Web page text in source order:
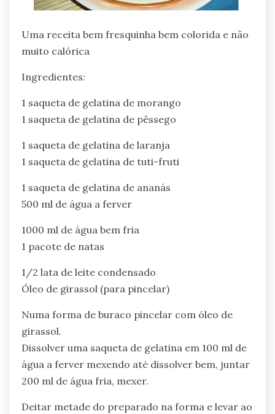
Uma receita bem fresquinha bem colorida e não
muito calórica
Ingredientes:
1 saqueta de gelatina de morango
1 saqueta de gelatina de pêssego
1 saqueta de gelatina de laranja
1 saqueta de gelatina de tuti-fruti
1 saqueta de gelatina de ananás
500 ml de água a ferver
1000 ml de água bem fria
1 pacote de natas
1/2 lata de leite condensado
Óleo de girassol (para pincelar)
Numa forma de buraco pincelar com óleo de
girassol.
Dissolver uma saqueta de gelatina em 100 ml de
água a ferver mexendo até dissolver bem, juntar
200 ml de água fria, mexer.
Deitar metade do preparado na forma e levar ao